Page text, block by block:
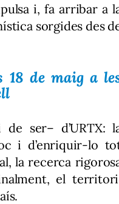
i, fa arribar a
sorgides des
18 de maig a
ser– d’URTX:
i d’enriquir-lo
la recerca
el